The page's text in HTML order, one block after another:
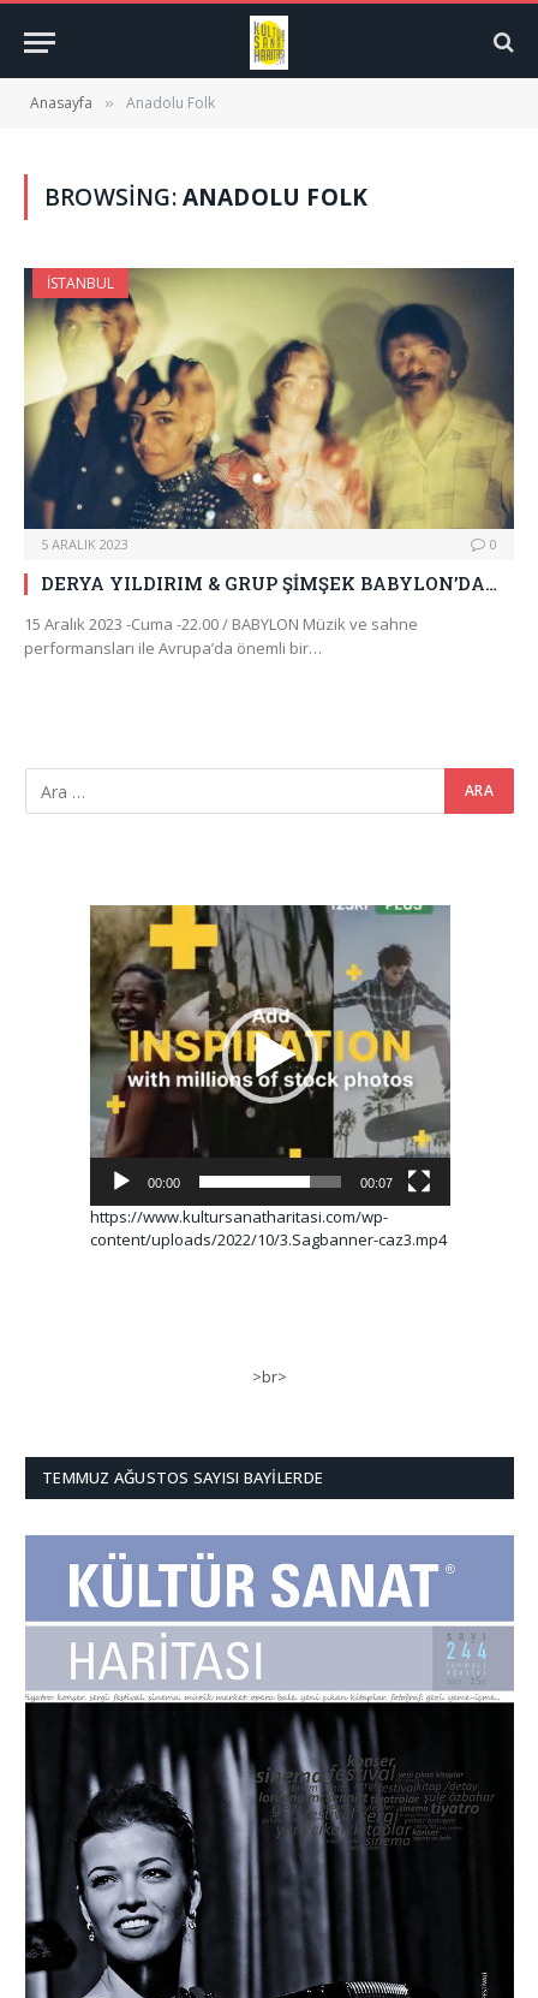
Anasayfa » Anadolu Folk
BROWSING:ANADOLU FOLK
İSTANBUL
5 ARALIK 2023 0
DERYA YILDIRIM & GRUP ŞİMŞEK BABYLON’DA…
15 Aralık 2023 -Cuma -22.00 / BABYLON Müzik ve sahne
performansları ile Avrupa’da önemli bir…
Video
oynatıcı
00:00 00:07
https://www.kultursanatharitasi.com/wp-
content/uploads/2022/10/3.Sagbanner-caz3.mp4
>br>
TEMMUZ AĞUSTOS SAYISI BAYILERDE